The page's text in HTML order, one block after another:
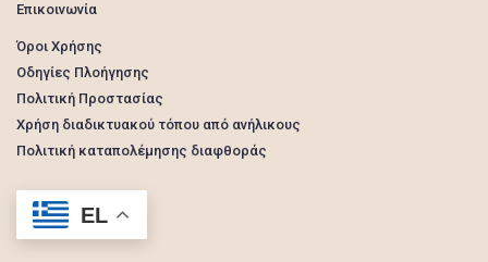
Επικοινωνία
Όροι Χρήσης
Οδηγίες Πλοήγησης
Πολιτική Προστασίας
Χρήση διαδικτυακού τόπου από ανήλικους
Πολιτική καταπολέμησης διαφθοράς
EL